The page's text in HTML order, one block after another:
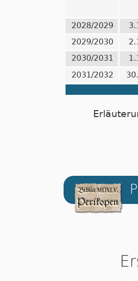
2028/2029
2029/2030
2030/2031
2031/2032